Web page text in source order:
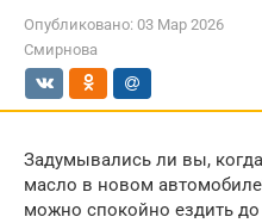
Опубликовано: 03 Мар 2026
Смирнова
Задумывались ли вы,
масло в новом
можно спокойно ездить